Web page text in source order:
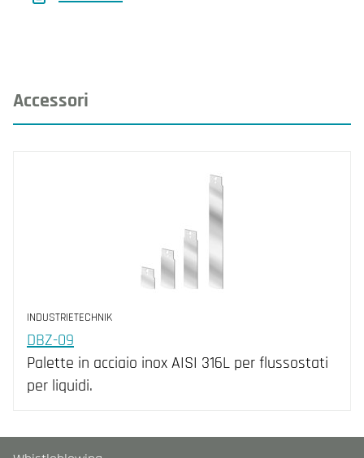
Accessori
INDUSTRIETECHNIK
DBZ-09
Palette in acciaio inox AISI 316L per flussostati
per liquidi.